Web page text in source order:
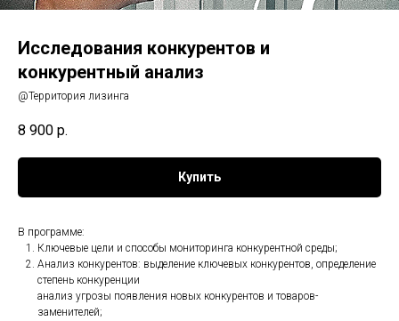
Исследования конкурентов и
конкурентный анализ
@Территория лизинга
8 900 р.
Купить
В программе:
Ключевые цели и способы мониторинга конкурентной среды;
Анализ конкурентов: выделение ключевых конкурентов, определение
степень конкуренции
анализ угрозы появления новых конкурентов и товаров-
заменителей;